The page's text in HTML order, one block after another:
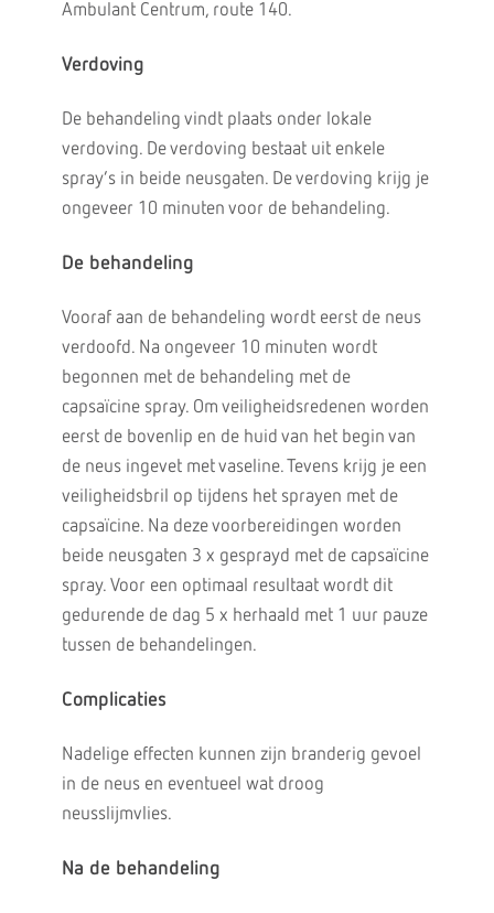
Ambulant Centrum, route 140.
Verdoving
De behandeling vindt plaats onder lokale
verdoving. De verdoving bestaat uit enkele
spray’s in beide neusgaten. De verdoving krijg je
ongeveer 10 minuten voor de behandeling.
De behandeling
Vooraf aan de behandeling wordt eerst de neus
verdoofd. Na ongeveer 10 minuten wordt
begonnen met de behandeling met de
capsaïcine spray. Om veiligheidsredenen worden
eerst de bovenlip en de huid van het begin van
de neus ingevet met vaseline. Tevens krijg je een
veiligheidsbril op tijdens het sprayen met de
capsaïcine. Na deze voorbereidingen worden
beide neusgaten 3 x gesprayd met de capsaïcine
spray. Voor een optimaal resultaat wordt dit
gedurende de dag 5 x herhaald met 1 uur pauze
tussen de behandelingen.
Complicaties
Nadelige effecten kunnen zijn branderig gevoel
in de neus en eventueel wat droog
neusslijmvlies.
Na de behandeling